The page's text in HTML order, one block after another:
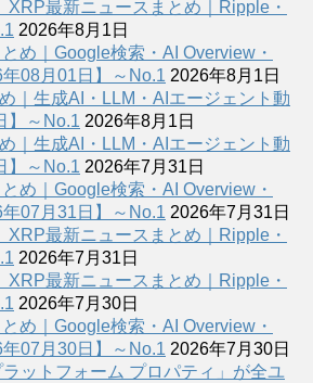
XRP最新ニュースまとめ｜Ripple・
2026年8月1日
め｜Google検索・AI Overview・
08月01日】～No.1 2026年8月1日
｜生成AI・LLM・AIエージェント動
】～No.1 2026年8月1日
｜生成AI・LLM・AIエージェント動
】～No.1 2026年7月31日
め｜Google検索・AI Overview・
07月31日】～No.1 2026年7月31日
XRP最新ニュースまとめ｜Ripple・
2026年7月31日
XRP最新ニュースまとめ｜Ripple・
2026年7月30日
め｜Google検索・AI Overview・
07月30日】～No.1 2026年7月30日
ットフォーム プロパティ」が全ユ